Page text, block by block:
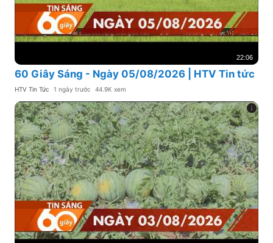
22:06
60 Giây Sáng - Ngày 05/08/2026 | HTV Tin tức
HTV Tin Tức 1 ngày trước 44.9K xem